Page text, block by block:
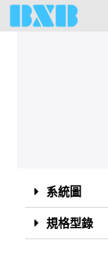
系統圖
規格型錄